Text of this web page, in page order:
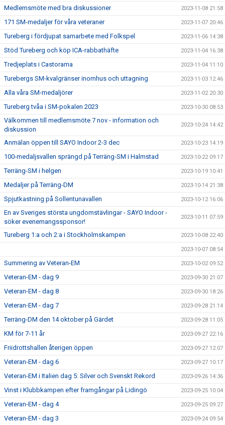
Medlemsmöte med bra diskussioner 2023-11-08 21:58
171 SM-medaljer för våra veteraner 2023-11-07 20:46
Tureberg i fördjupat samarbete med Folkspel 2023-11-06 14:38
Stöd Tureberg och köp ICA-rabbathäfte 2023-11-04 16:38
Tredjeplats i Castorama 2023-11-04 11:10
Turebergs SM-kvalgränser inomhus och uttagning 2023-11-03 12:46
Alla våra SM-medaljörer 2023-11-02 20:30
Tureberg tvåa i SM-pokalen 2023 2023-10-30 08:53
Välkommen till medlemsmöte 7 nov - information och
diskussion
2023-10-24 14:42
Anmälan öppen till SAYO Indoor 2-3 dec 2023-10-23 14:19
100-medaljsvallen sprängd på Terräng-SM i Halmstad 2023-10-22 09:17
Terräng-SM i helgen 2023-10-19 10:41
Medaljer på Terräng-DM 2023-10-14 21:38
Spjutkastning på Sollentunavallen 2023-10-12 16:06
En av Sveriges största ungdomstävlingar - SAYO Indoor -
söker evenemangssponsor!
2023-10-11 07:59
Tureberg 1:a och 2:a i Stockholmskampen 2023-10-08 22:40
2023-10-07 08:54
Summering av Veteran-EM 2023-10-02 09:52
Veteran-EM - dag 9 2023-09-30 21:07
Veteran-EM - dag 8 2023-09-30 18:26
Veteran-EM - dag 7 2023-09-28 21:14
Terräng-DM den 14 oktober på Gärdet 2023-09-28 11:05
KM för 7-11 år 2023-09-27 22:16
Friidrottshallen återigen öppen 2023-09-27 12:07
Veteran-EM - dag 6 2023-09-27 10:17
Veteran-EM i Italien dag 5: Silver och Svenskt Rekord 2023-09-26 14:36
Vinst i Klubbkampen efter framgångar på Lidingö 2023-09-25 10:04
Veteran-EM - dag 4 2023-09-25 09:27
Veteran-EM - dag 3 2023-09-24 09:54